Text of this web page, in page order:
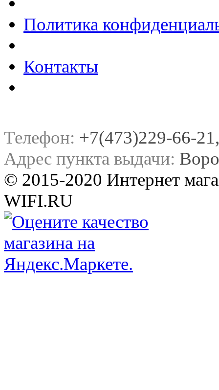
Политика
Контакты
Телефон: +7(473)229-66-
Адрес пункта выдачи:
© 2015-2020 Интернет
WIFI.RU